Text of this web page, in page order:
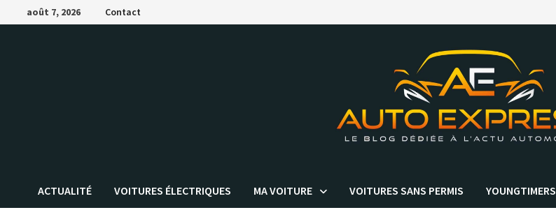
Passer
au
août 7, 2026 Contact
ACTUALITÉ VOITURES ÉLECTRIQUES MA VOITURE VOITURES SANS PERMIS YOUNGTIMERS